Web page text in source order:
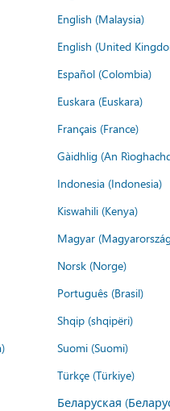
English (Malaysia)
English (United
Español (Colombia)
Euskara (Euskara)
Français (France)
Gàidhlig (An
Indonesia (Indonesia)
Kiswahili (Kenya)
Magyar
Norsk (Norge)
Português (Brasil)
Shqip (shqipëri)
Suomi (Suomi)
Türkçe (Türkiye)
Беларуская